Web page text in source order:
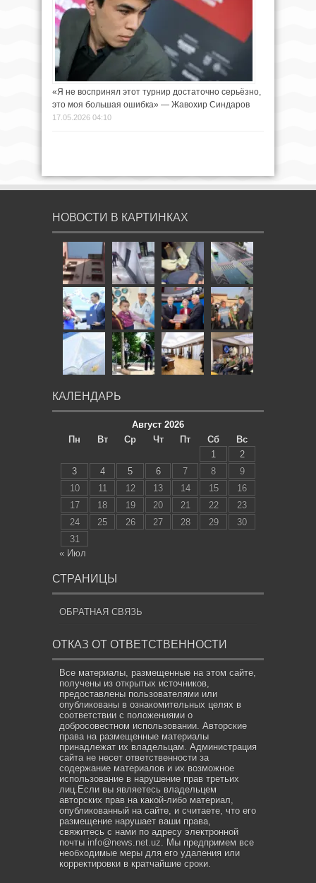
«Я не воспринял этот турнир достаточно серьёзно,
это моя большая ошибка» — Жавохир Синдаров
17.05.2026 04:10
НОВОСТИ В КАРТИНКАХ
КАЛЕНДАРЬ
Август 2026
Пн
Вт Ср Чт Пт Сб
Вс
1
2
3
4 5 6 7 8
9
10
11 12 13 14 15
16
17
18 19 20 21 22
23
24
25 26 27 28 29
30
31
« Июл
СТРАНИЦЫ
ОБРАТНАЯ СВЯЗЬ
ОТКАЗ ОТ ОТВЕТСТВЕННОСТИ
Все материалы, размещенные на этом сайте,
получены из открытых источников,
предоставлены пользователями или
опубликованы в ознакомительных целях в
соответствии с положениями о
добросовестном использовании. Авторские
права на размещенные материалы
принадлежат их владельцам. Администрация
сайта не несет ответственности за
содержание материалов и их возможное
использование в нарушение прав третьих
лиц.Если вы являетесь владельцем
авторских прав на какой-либо материал,
опубликованный на сайте, и считаете, что его
размещение нарушает ваши права,
свяжитесь с нами по адресу электронной
почты info@news.net.uz . Мы предпримем все
необходимые меры для его удаления или
корректировки в кратчайшие сроки.